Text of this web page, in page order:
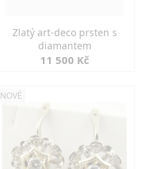
Zlatý art-deco prsten s
diamantem
11 500 Kč
NOVÉ